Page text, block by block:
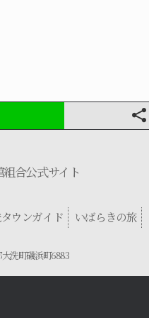
合公式サイト
ウンガイド いばらきの旅
洗町磯浜町6883